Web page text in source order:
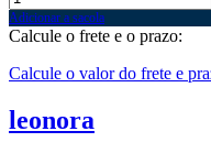
Adicionar a sacola
Calcule o frete e o prazo:
Calcule o valor do frete e
leonora